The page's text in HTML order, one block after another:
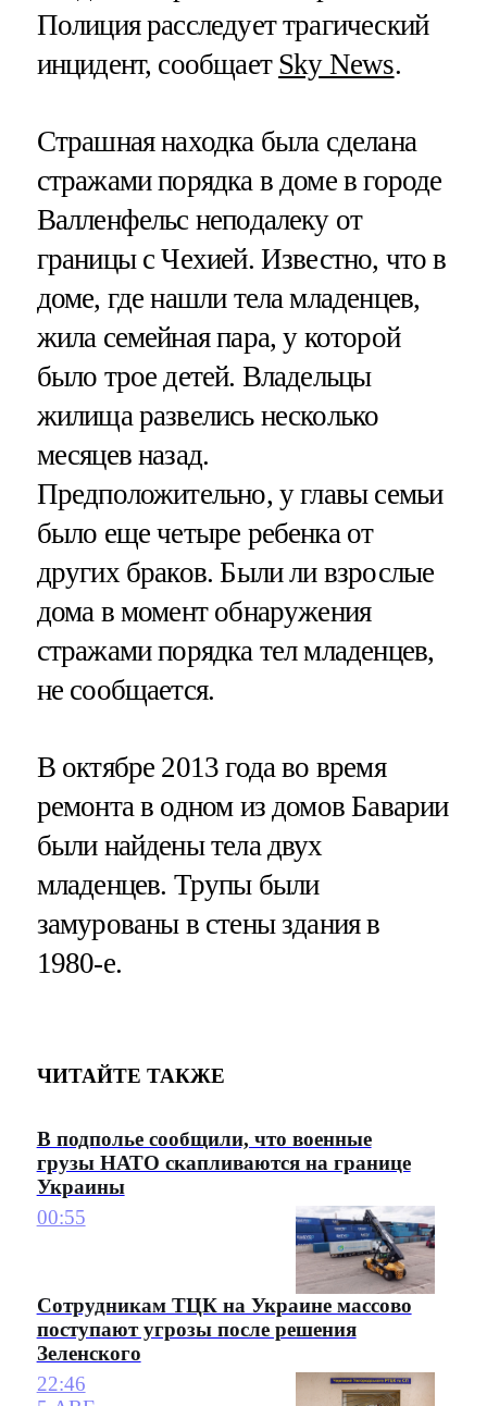
Полиция расследует трагический
инцидент, сообщает Sky News.
Страшная находка была сделана
стражами порядка в доме в городе
Валленфельс неподалеку от
границы с Чехией. Известно, что в
доме, где нашли тела младенцев,
жила семейная пара, у которой
было трое детей. Владельцы
жилища развелись несколько
месяцев назад.
Предположительно, у главы семьи
было еще четыре ребенка от
других браков. Были ли взрослые
дома в момент обнаружения
стражами порядка тел младенцев,
не сообщается.
В октябре 2013 года во время
ремонта в одном из домов Баварии
были найдены тела двух
младенцев. Трупы были
замурованы в стены здания в
1980-е.
ЧИТАЙТЕ ТАКЖЕ
В подполье сообщили, что военные
грузы НАТО скапливаются на границе
Украины
00:55
Сотрудникам ТЦК на Украине массово
поступают угрозы после решения
Зеленского
22:46